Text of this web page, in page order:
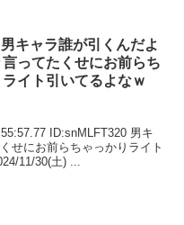
男キャラ誰が引くんだよ
言ってたくせにお前らち
イト引いてるよなｗ
ID:snMLFT320 男キ
せにお前らちゃっかりライト
11/30(土) ...